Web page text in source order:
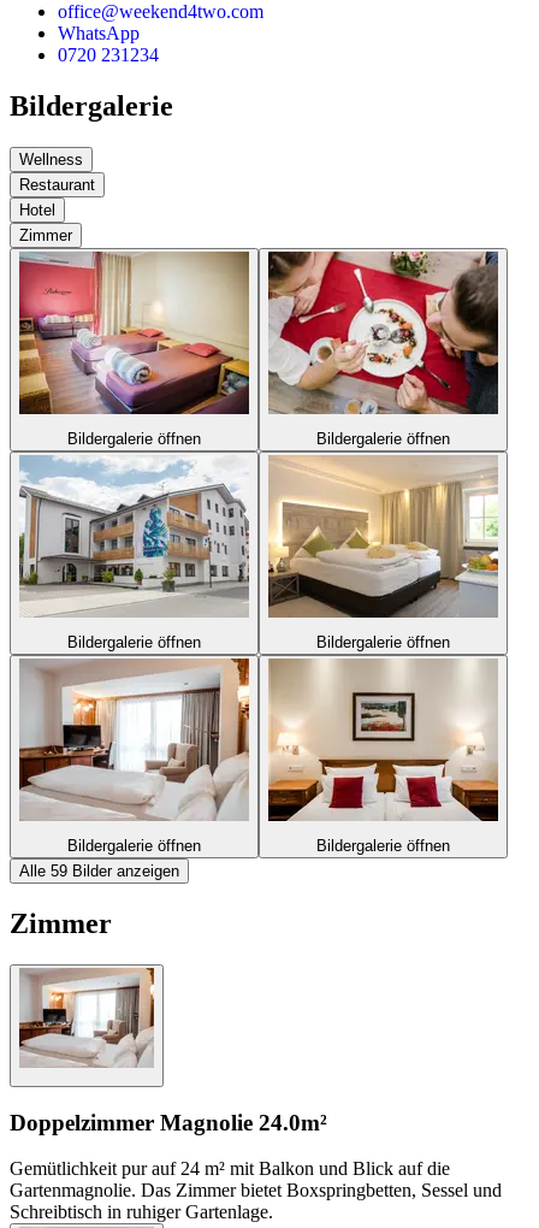
office@weekend4two.com
WhatsApp
0720 231234
Bildergalerie
Wellness
Restaurant
Hotel
Zimmer
Bildergalerie öffnen Bildergalerie öffnen
Bildergalerie öffnen Bildergalerie öffnen
Bildergalerie öffnen
Bildergalerie öffnen
Alle 59 Bilder anzeigen
Zimmer
Doppelzimmer Magnolie 24.0m²
Gemütlichkeit pur auf 24 m² mit Balkon und Blick auf die
Gartenmagnolie. Das Zimmer bietet Boxspringbetten, Sessel und
Schreibtisch in ruhiger Gartenlage.